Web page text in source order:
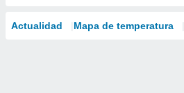
Actualidad Mapa de temperatura